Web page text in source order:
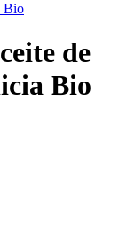
Bio
de
Bio